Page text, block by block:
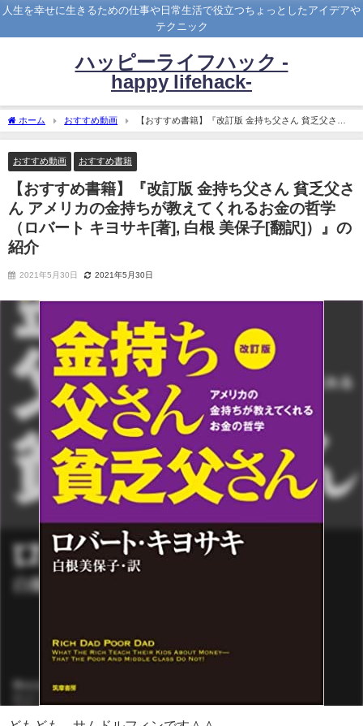
人生を幸せに生きるための仕事や日常生活で役立つちょっとしたアイデアや
テクニック
ハッピーライフハック -
happy lifehack-
ホーム おすすめ動画
【おすすめ書籍】『改訂版 金持ち父さん 貧乏父さん
アメリカの金持ちが教えてくれるお金の哲学（ロバート キヨサキ[著], 白根 美保子[翻
おすすめ動画
おすすめ書籍
【おすすめ書籍】『改訂版 金持ち父さん 貧乏父さ
ん アメリカの金持ちが教えてくれるお金の哲学
（ロバート キヨサキ[著], 白根 美保子[翻訳]）』の
紹介
2021年5月30日 2021年5月30日